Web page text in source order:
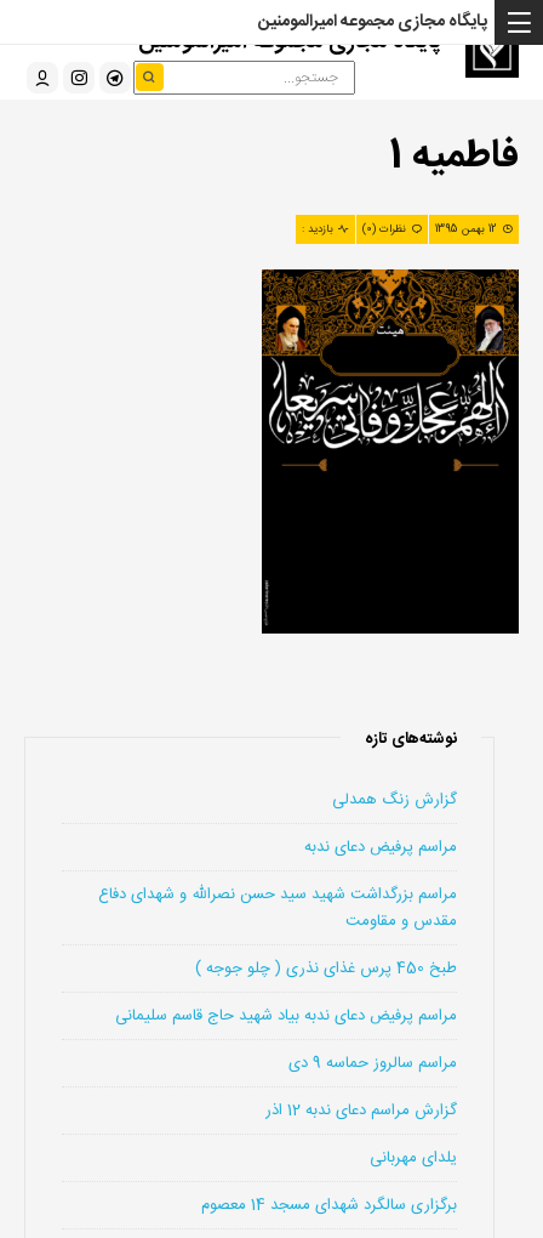
پایگاه مجازی مجموعه امیرالمومنین
پایگاه مجازی مجموعه امیرالمومنین
فاطمیه 1
12 بهمن 1395 نظرات (0) بازدید :
نوشته‌های تازه
گزارش زنگ همدلی
مراسم پرفیض دعای ندبه
مراسم بزرگداشت شهید سید حسن نصرالله و شهدای دفاع
مقدس و مقاومت
طبخ 450 پرس غذای نذری ( چلو جوجه )
مراسم پرفیض دعای ندبه بیاد شهید حاج قاسم سلیمانی
مراسم سالروز حماسه 9 دی
گزارش مراسم دعای ندبه 12 اذر
یلدای مهربانی
برگزاری سالگرد شهدای مسجد 14 معصوم